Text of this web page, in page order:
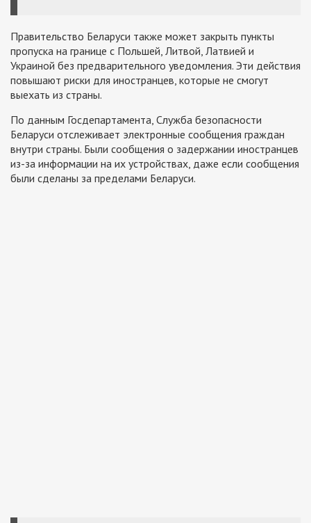
Правительство Беларуси также может закрыть пункты
пропуска на границе с Польшей, Литвой, Латвией и
Украиной без предварительного уведомления. Эти действия
повышают риски для иностранцев, которые не смогут
выехать из страны.
По данным Госдепартамента, Служба безопасности
Беларуси отслеживает электронные сообщения граждан
внутри страны. Были сообщения о задержании иностранцев
из-за информации на их устройствах, даже если сообщения
были сделаны за пределами Беларуси.